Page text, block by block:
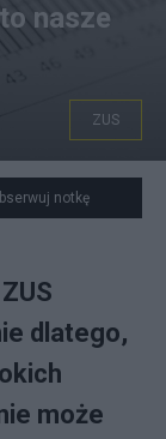
Pixabay
nasze
ZUS
notkę
dlatego,
może